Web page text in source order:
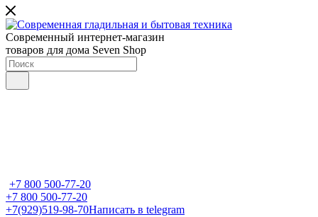
Современный интернет-магазин
товаров для дома Seven Shop
+7 800 500-77-20
+7 800 500-77-20
+7(929)519-98-70Написать в telegram